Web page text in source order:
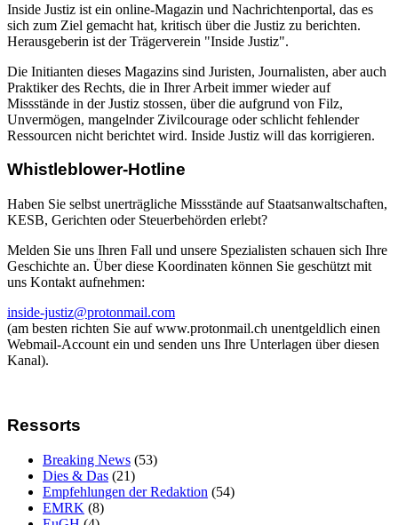
Inside Justiz ist ein online-Magazin und Nachrichtenportal, das es
sich zum Ziel gemacht hat, kritisch über die Justiz zu berichten.
Herausgeberin ist der Trägerverein "Inside Justiz".
Die Initianten dieses Magazins sind Juristen, Journalisten, aber auch
Praktiker des Rechts, die in Ihrer Arbeit immer wieder auf
Missstände in der Justiz stossen, über die aufgrund von Filz,
Unvermögen, mangelnder Zivilcourage oder schlicht fehlender
Ressourcen nicht berichtet wird. Inside Justiz will das korrigieren.
Whistleblower-Hotline
Haben Sie selbst unerträgliche Missstände auf Staatsanwaltschaften,
KESB, Gerichten oder Steuerbehörden erlebt?
Melden Sie uns Ihren Fall und unsere Spezialisten schauen sich Ihre
Geschichte an. Über diese Koordinaten können Sie geschützt mit
uns Kontakt aufnehmen:
inside-justiz@protonmail.com
(am besten richten Sie auf www.protonmail.ch unentgeldlich einen
Webmail-Account ein und senden uns Ihre Unterlagen über diesen
Kanal).
Ressorts
Breaking News (53)
Dies & Das (21)
Empfehlungen der Redaktion (54)
EMRK (8)